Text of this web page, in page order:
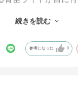
内でミニ白菜とブ
が全く徒長をしませ
イトに出会ったと
続きを読む
参考になった 0